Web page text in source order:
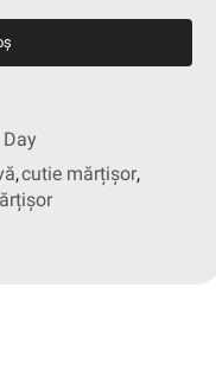
,cutie mărțișor,